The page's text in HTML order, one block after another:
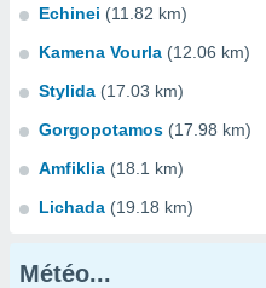
Echinei (11.82 km)
Kamena Vourla (12.06 km)
Stylida (17.03 km)
Gorgopotamos (17.98 km)
Amfiklia (18.1 km)
Lichada (19.18 km)
Météo...